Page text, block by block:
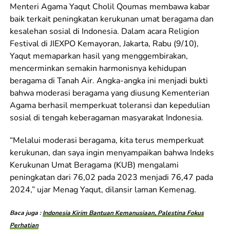
Menteri Agama Yaqut Cholil Qoumas membawa kabar
baik terkait peningkatan kerukunan umat beragama dan
kesalehan sosial di Indonesia. Dalam acara Religion
Festival di JIEXPO Kemayoran, Jakarta, Rabu (9/10),
Yaqut memaparkan hasil yang menggembirakan,
mencerminkan semakin harmonisnya kehidupan
beragama di Tanah Air. Angka-angka ini menjadi bukti
bahwa moderasi beragama yang diusung Kementerian
Agama berhasil memperkuat toleransi dan kepedulian
sosial di tengah keberagaman masyarakat Indonesia.
“Melalui moderasi beragama, kita terus memperkuat
kerukunan, dan saya ingin menyampaikan bahwa Indeks
Kerukunan Umat Beragama (KUB) mengalami
peningkatan dari 76,02 pada 2023 menjadi 76,47 pada
2024,” ujar Menag Yaqut, dilansir laman Kemenag.
Baca juga :Indonesia Kirim Bantuan Kemanusiaan, Palestina Fokus
Perhatian